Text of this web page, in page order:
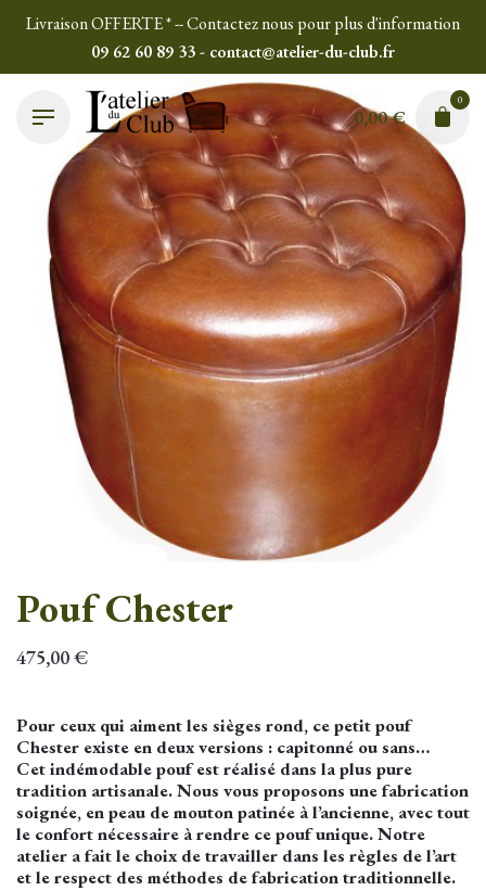
Livraison OFFERTE * -- Contactez nous pour plus d'information
09 62 60 89 33 - contact@atelier-du-club.fr
0,00€
0
Pouf Chester
475,00€
Pour ceux qui aiment les sièges rond, ce petit pouf
Chester existe en deux versions : capitonné ou sans…
Cet indémodable pouf est réalisé dans la plus pure
tradition artisanale. Nous vous proposons une fabrication
soignée, en peau de mouton patinée à l’ancienne, avec tout
le confort nécessaire à rendre ce pouf unique. Notre
atelier a fait le choix de travailler dans les règles de l’art
et le respect des méthodes de fabrication traditionnelle.